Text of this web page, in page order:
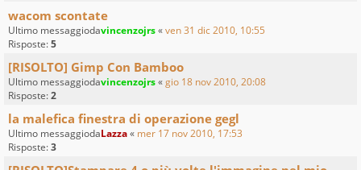
wacom scontate
Ultimo messaggiodavincenzojrs«ven 31 dic 2010, 10:55
Risposte:5
[RISOLTO] Gimp Con Bamboo
Ultimo messaggiodavincenzojrs«gio 18 nov 2010, 20:08
Risposte:2
la malefica finestra di operazione gegl
Ultimo messaggiodaLazza« mer 17 nov 2010, 17:53
Risposte:3